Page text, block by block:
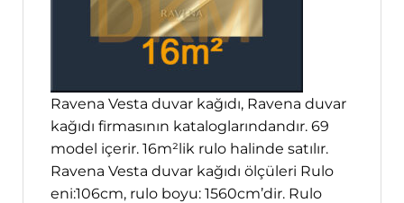
Ravena Vesta duvar kağıdı, Ravena duvar
kağıdı firmasının kataloglarındandır. 69
model içerir. 16m²lik rulo halinde satılır.
Ravena Vesta duvar kağıdı ölçüleri Rulo
eni:106cm, rulo boyu: 1560cm’dir. Rulo